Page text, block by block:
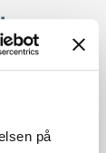
på
om